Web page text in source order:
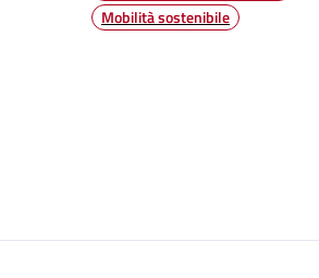
Mobilità sostenibile